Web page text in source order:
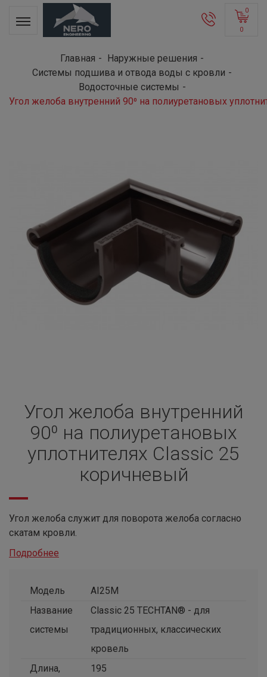
0
0
Главная
Наружные решения
Системы подшива и отвода воды с кровли
Водосточные системы
Угол желоба внутренний 90⁰ на полиуретановых
Угол желоба внутренний
90⁰ на полиуретановых
уплотнителях Classic 25
коричневый
Угол желоба служит для поворота желоба согласно
скатам кровли.
Подробнее
Модель
AI25M
Название
системы
Classic 25 TECHTAN® - для
традиционных, классических
кровель
Длина,
195